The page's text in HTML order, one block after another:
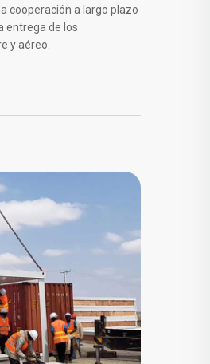
cooperación a largo plazo
entrega de los
y aéreo.